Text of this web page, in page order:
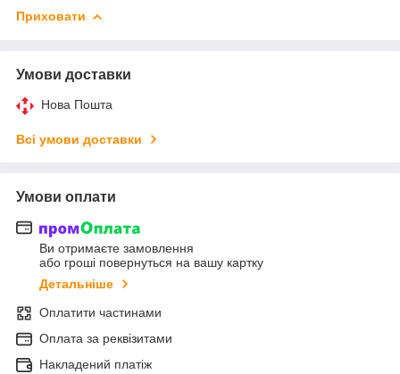
Приховати
Умови доставки
Нова Пошта
Всі умови доставки
Умови оплати
Ви отримаєте замовлення
або гроші повернуться на вашу картку
Детальніше
Оплатити частинами
Оплата за реквізитами
Накладений платіж